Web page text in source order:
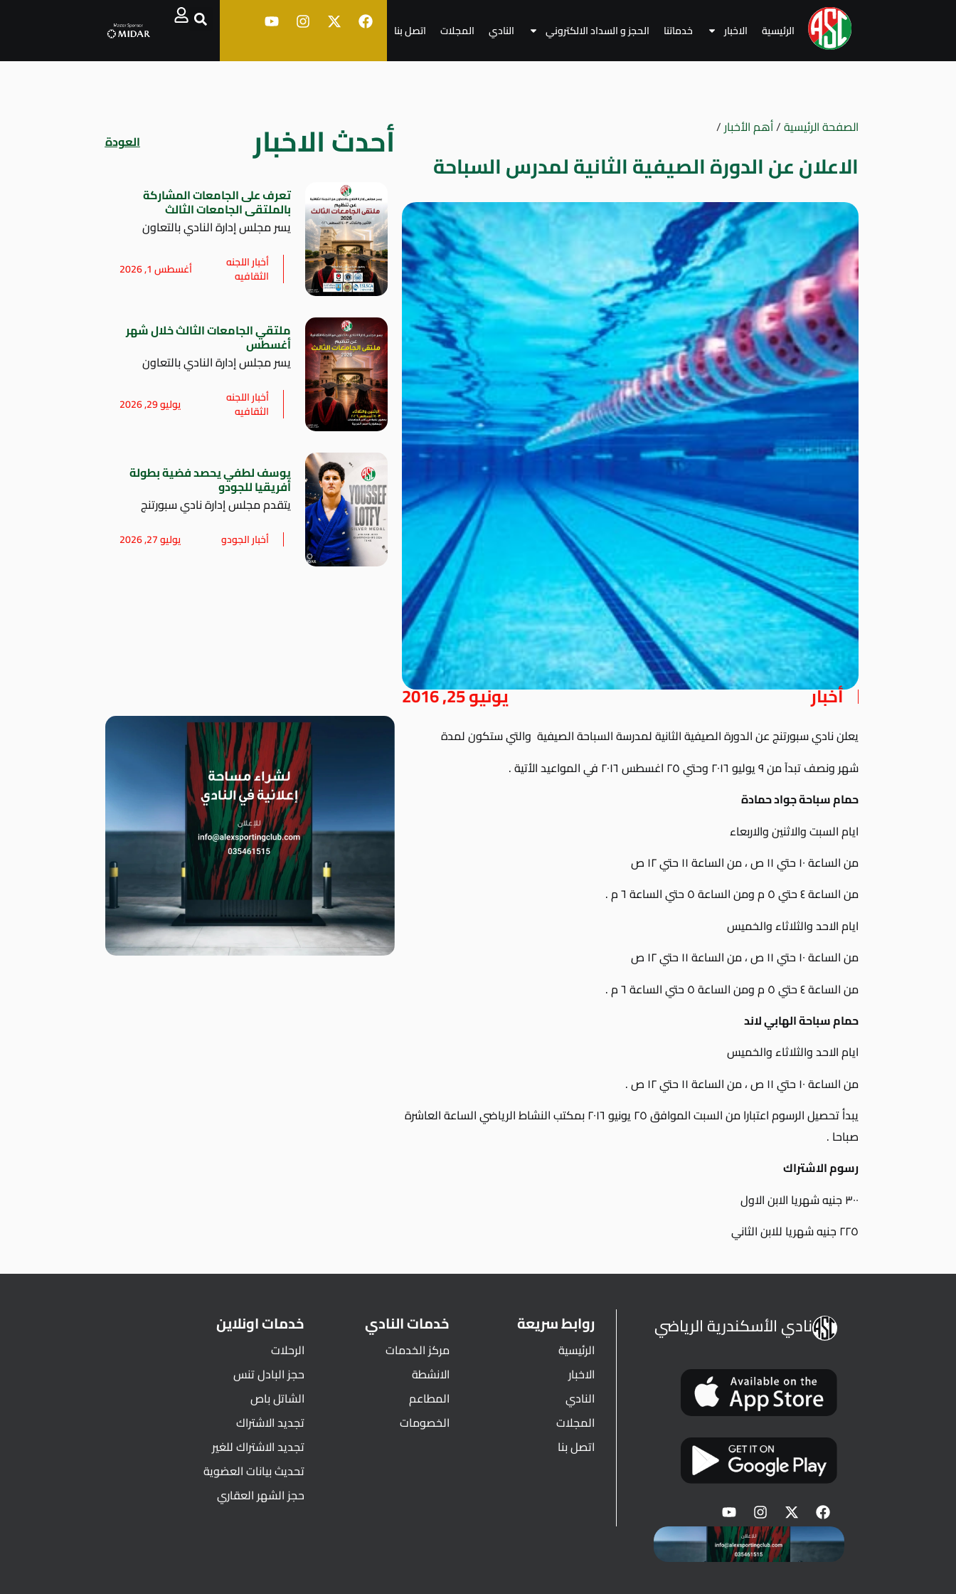
الرئيسية الاخبار خدماتنا الحجز و السداد الالكتروني النادي المجلات اتصل بنا
الصفحة الرئيسية/أهم الأخبار/
الاعلان عن الدورة الصيفية الثانية لمدرس السباحة
أخبار يونيو 25, 2016
يعلن نادي سبورتنج عن الدورة الصيفية الثانية لمدرسة السباحة الصيفية والتي ستكون لمدة
شهر ونصف تبدآ من ٩ يوليو ٢٠١٦ وحتي ٢٥ اغسطس ٢٠١٦ في المواعيد الأتية .
حمام سباحة جواد حمادة
ايام السبت والاثنين والاربعاء
من الساعة ١٠ حتي ١١ ص ، من الساعة ١١ حتي ١٢ ص
من الساعة ٤ حتي ٥ م ومن الساعة ٥ حتي الساعة ٦ م .
ايام الاحد والثلاثاء والخميس
من الساعة ١٠ حتي ١١ ص ، من الساعة ١١ حتي ١٢ ص
من الساعة ٤ حتي ٥ م ومن الساعة ٥ حتي الساعة ٦ م .
حمام سباحة الهابي لاند
ايام الاحد والثلاثاء والخميس
من الساعة ١٠ حتي ١١ ص ، من الساعة ١١ حتي ١٢ ص .
يبدأ تحصيل الرسوم اعتبارا من السبت الموافق ٢٥ يونيو ٢٠١٦ بمكتب النشاط الرياضي الساعة العاشرة
صباحا .
رسوم الاشتراك
٣٠٠ جنيه شهريا الابن الاول
٢٢٥ جنيه شهريا للابن الثاني
أحدث الاخبار العودة
تعرف على الجامعات المشاركة
بالملتقى الجامعات الثالث
يسر مجلس إدارة النادي بالتعاون
أخبار اللجنه
الثقافيه أغسطس 1, 2026
ملتقي الجامعات الثالث خلال شهر
أغسطس
يسر مجلس إدارة النادي بالتعاون
أخبار اللجنه
الثقافيه يوليو 29, 2026
يوسف لطفي يحصد فضية بطولة
أفريقيا للجودو
يتقدم مجلس إدارة نادي سبورتنج
أخبار الجودو يوليو 27, 2026
نادي الأسكندرية الرياضي روابط سريعة
الرئيسية
الاخبار
النادي
المجلات
اتصل بنا
خدمات النادي
مركز الخدمات
الانشطة
المطاعم
الخصومات
خدمات اونلاين
الرحلات
حجز البادل تنس
الشاتل باص
تجديد الاشتراك
تجديد الاشتراك للغير
تحديث بيانات العضوية
حجز الشهر العقاري